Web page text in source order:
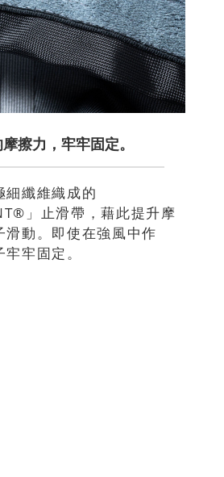
擦力，牢牢固定。
細纖維織成的
」止滑帶，藉此提升摩
滑動。即使在強風中作
牢固定。